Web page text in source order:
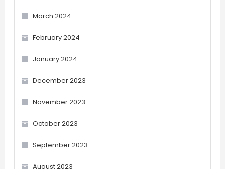
March 2024
February 2024
January 2024
December 2023
November 2023
October 2023
September 2023
August 2023